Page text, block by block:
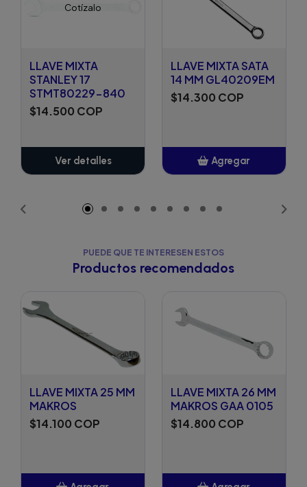
Cotízalo
LLAVE MIXTA
STANLEY 17
STMT80229-840
$14.500 COP
Ver detalles
LLAVE MIXTA SATA
14 MM GL40209EM
$14.300 COP
Agregar
PUEDE QUE TE INTERESEN ESTOS
Productos recomendados
LLAVE MIXTA 25 MM
MAKROS
$14.100 COP
LLAVE MIXTA 26 MM
MAKROS GAA 0105
$14.800 COP